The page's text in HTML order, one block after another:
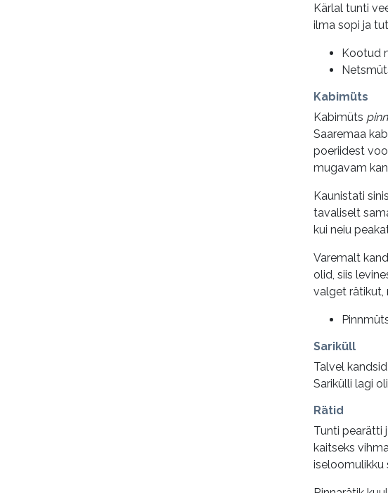
Kärlal tunti
ilma sopi ja
Kootud
Kabimüts
Kabimüts
Saaremaa
poeriidest
mugavam
Kaunistati
tavaliselt
kui neiu
Varemalt
olid, siis
valget rätikut,
Sariküll
Talvel
Sarikülli lagi
Rätid
Tunti pearätti
kaitseks
iseloomulikku